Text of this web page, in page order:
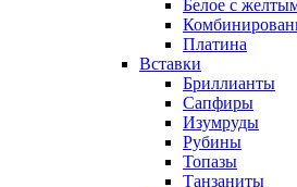
Белое с
Платина
Вставки
Бриллианты
Сапфиры
Изумруды
Рубины
Топазы
Танзаниты